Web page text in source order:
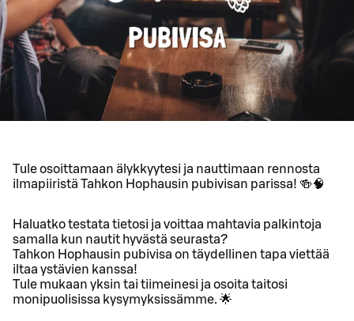
Tule osoittamaan älykkyytesi ja nauttimaan rennosta
ilmapiiristä Tahkon Hophausin pubivisan parissa! 🍻🧠
Haluatko testata tietosi ja voittaa mahtavia palkintoja
samalla kun nautit hyvästä seurasta?
Tahkon Hophausin pubivisa on täydellinen tapa viettää
iltaa ystävien kanssa!
Tule mukaan yksin tai tiimeinesi ja osoita taitosi
monipuolisissa kysymyksissämme. 🌟